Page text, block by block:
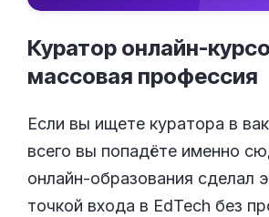
Куратор онлайн-
массовая профессия
Если вы ищете куратора в
всего вы попадёте именно
онлайн-образования сделал
точкой входа в EdTech без